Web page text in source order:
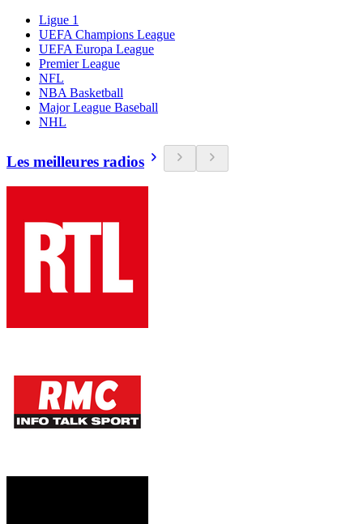
Ligue 1
UEFA Champions League
UEFA Europa League
Premier League
NFL
NBA Basketball
Major League Baseball
NHL
Les meilleures radios